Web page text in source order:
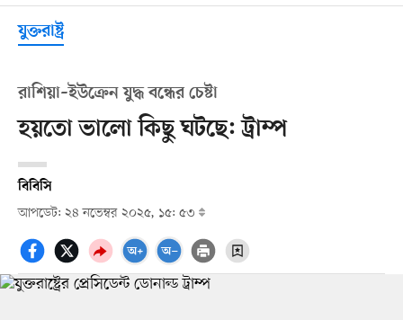
যুক্তরাষ্ট্র
রাশিয়া–ইউক্রেন যুদ্ধ বন্ধের চেষ্টা
হয়তো ভালো কিছু ঘটছে: ট্রাম্প
বিবিসি
আপডেট: ২৪ নভেম্বর ২০২৫, ১৫: ৫৩